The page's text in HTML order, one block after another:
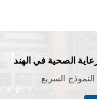
الصحية في الهند